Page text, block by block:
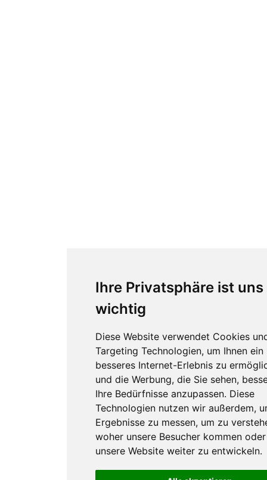
Ihre Privatsphäre ist uns
wichtig
Diese Website verwendet Cookies
Targeting Technologien, um Ihnen ein
besseres Internet-Erlebnis zu
und die Werbung, die Sie sehen,
Ihre Bedürfnisse anzupassen. Diese
Technologien nutzen wir außerdem,
Ergebnisse zu messen, um zu
woher unsere Besucher kommen
unsere Website weiter zu entwickeln.